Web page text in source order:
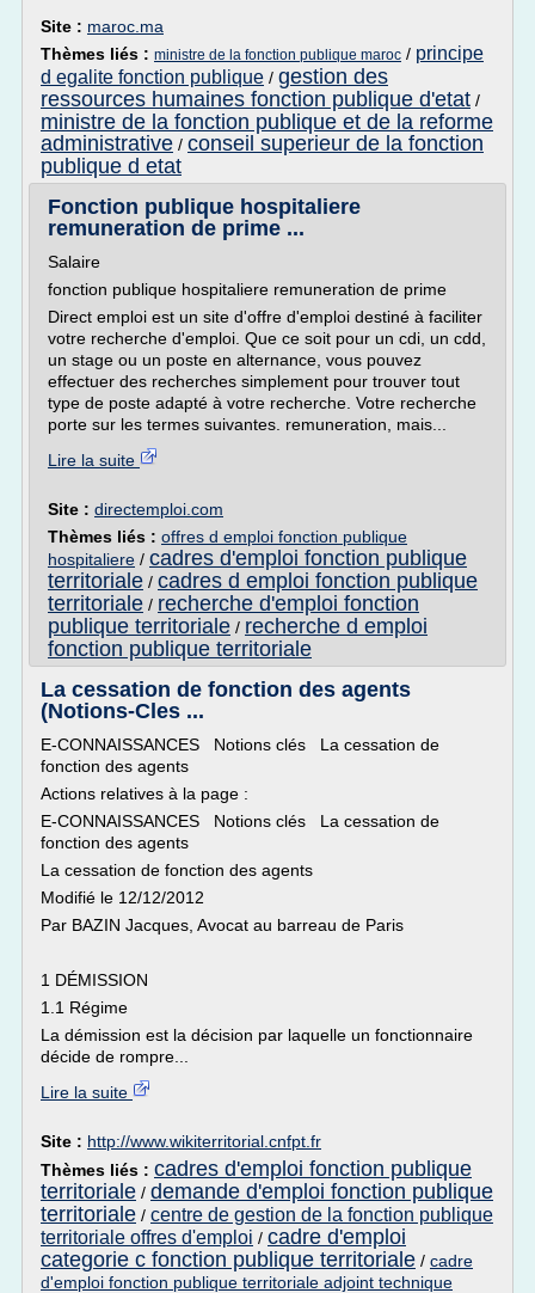
Site : maroc.ma
Thèmes liés : ministre de la fonction publique maroc / principe
d egalite fonction publique / gestion des
ressources humaines fonction publique d'etat /
ministre de la fonction publique et de la reforme
administrative / conseil superieur de la fonction
publique d etat
Fonction publique hospitaliere
remuneration de prime ...
Salaire
fonction publique hospitaliere remuneration de prime
Direct emploi est un site d'offre d'emploi destiné à faciliter
votre recherche d'emploi. Que ce soit pour un cdi, un cdd,
un stage ou un poste en alternance, vous pouvez
effectuer des recherches simplement pour trouver tout
type de poste adapté à votre recherche. Votre recherche
porte sur les termes suivantes. remuneration, mais...
Lire la suite
Site : directemploi.com
Thèmes liés : offres d emploi fonction publique
hospitaliere / cadres d'emploi fonction publique
territoriale / cadres d emploi fonction publique
territoriale / recherche d'emploi fonction
publique territoriale / recherche d emploi
fonction publique territoriale
La cessation de fonction des agents
(Notions-Cles ...
E-CONNAISSANCES Notions clés La cessation de
fonction des agents
Actions relatives à la page :
E-CONNAISSANCES Notions clés La cessation de
fonction des agents
La cessation de fonction des agents
Modifié le 12/12/2012
Par BAZIN Jacques, Avocat au barreau de Paris
1 DÉMISSION
1.1 Régime
La démission est la décision par laquelle un fonctionnaire
décide de rompre...
Lire la suite
Site : http://www.wikiterritorial.cnfpt.fr
Thèmes liés : cadres d'emploi fonction publique
territoriale / demande d'emploi fonction publique
territoriale / centre de gestion de la fonction publique
territoriale offres d'emploi / cadre d'emploi
categorie c fonction publique territoriale / cadre
d'emploi fonction publique territoriale adjoint technique